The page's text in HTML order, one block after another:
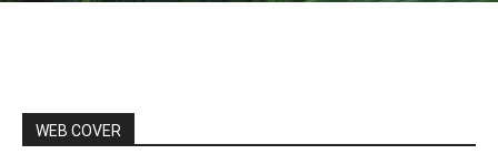
WEB COVER